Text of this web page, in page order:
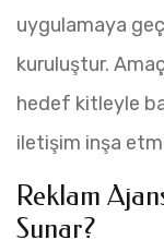
uygulamaya
kuruluştur.
hedef kitleyle
iletişim inşa
Reklam
Sunar?